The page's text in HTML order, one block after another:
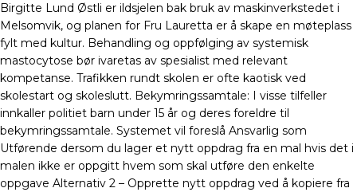
Birgitte Lund Østli er ildsjelen bak bruk av maskinverkstedet i
Melsomvik, og planen for Fru Lauretta er å skape en møteplass
fylt med kultur. Behandling og oppfølging av systemisk
mastocytose bør ivaretas av spesialist med relevant
kompetanse. Trafikken rundt skolen er ofte kaotisk ved
skolestart og skoleslutt. Bekymringssamtale: I visse tilfeller
innkaller politiet barn under 15 år og deres foreldre til
bekymringssamtale. Systemet vil foreslå Ansvarlig som
Utførende dersom du lager et nytt oppdrag fra en mal hvis det i
malen ikke er oppgitt hvem som skal utføre den enkelte
oppgave Alternativ 2 – Opprette nytt oppdrag ved å kopiere fra